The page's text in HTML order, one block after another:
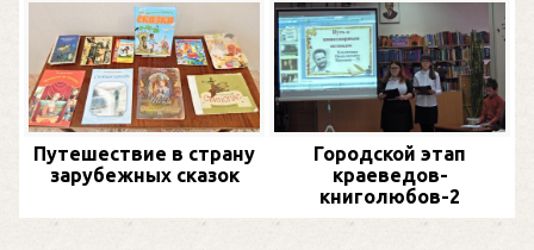
Путешествие в страну
зарубежных сказок
Городской этап
краеведов-
книголюбов-2